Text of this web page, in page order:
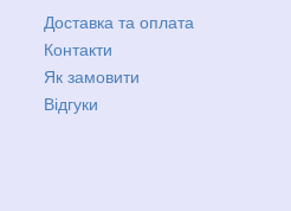
Доставка та оплата
Контакти
Як замовити
Відгуки